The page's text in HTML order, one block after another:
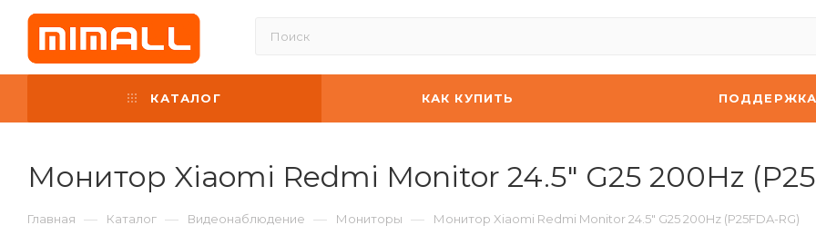
КАТАЛОГ КАК КУПИТЬ ПОДДЕРЖКА
Монитор Xiaomi Redmi Monitor 24.5" G25 200Hz
Главная — Каталог — Видеонаблюдение — Мониторы — Монитор Xiaomi Redmi Monitor 24.5" G25 200Hz (P25FDA-RG)